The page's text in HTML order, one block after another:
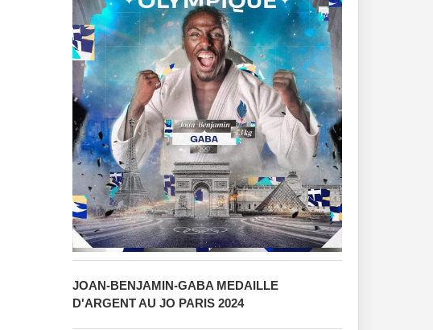
JOAN-BENJAMIN-GABA MEDAILLE
D'ARGENT AU JO PARIS 2024